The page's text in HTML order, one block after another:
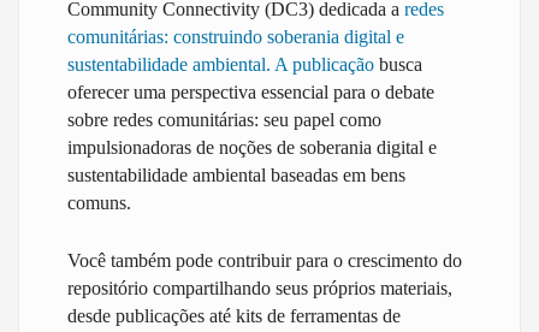
Community Connectivity (DC3) dedicada a redes
comunitárias: construindo soberania digital e
sustentabilidade ambiental. A publicação busca
oferecer uma perspectiva essencial para o debate
sobre redes comunitárias: seu papel como
impulsionadoras de noções de soberania digital e
sustentabilidade ambiental baseadas em bens
comuns.
Você também pode contribuir para o crescimento do
repositório compartilhando seus próprios materiais,
desde publicações até kits de ferramentas de